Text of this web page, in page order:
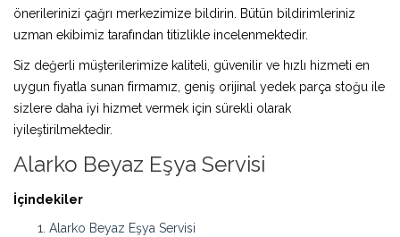
önerilerinizi çağrı merkezimize bildirin. Bütün bildirimleriniz
uzman ekibimiz tarafından titizlikle incelenmektedir.
Siz değerli müşterilerimize kaliteli, güvenilir ve hızlı hizmeti en
uygun fiyatla sunan firmamız, geniş orijinal yedek parça stoğu ile
sizlere daha iyi hizmet vermek için sürekli olarak
iyileştirilmektedir.
Alarko Beyaz Eşya Servisi
İçindekiler
Alarko Beyaz Eşya Servisi